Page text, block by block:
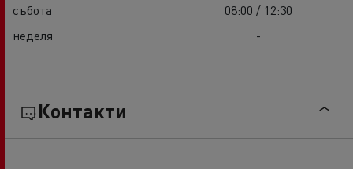
събота
08:00 / 12:30
неделя
-
Контакти